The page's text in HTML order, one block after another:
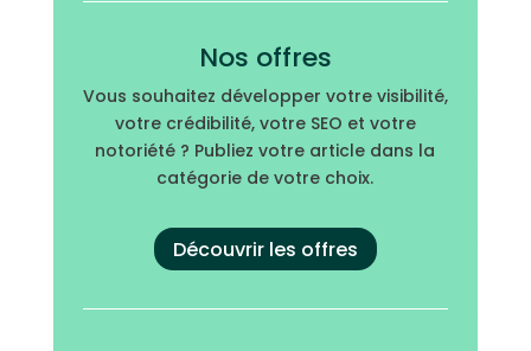
Nos offres
Vous souhaitez développer votre visibilité,
votre crédibilité, votre SEO et votre
notoriété ? Publiez votre article dans la
catégorie de votre choix.
Découvrir les offres